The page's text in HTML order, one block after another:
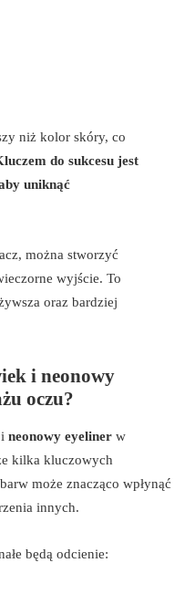
niż kolor skóry, co
do sukcesu jest
uniknąć
można stworzyć
wyjście. To
oraz bardziej
i neonowy
oczu?
i neonowy eyeliner w
kilka kluczowych
może znacząco wpłynąć
innych.
będą odcienie: